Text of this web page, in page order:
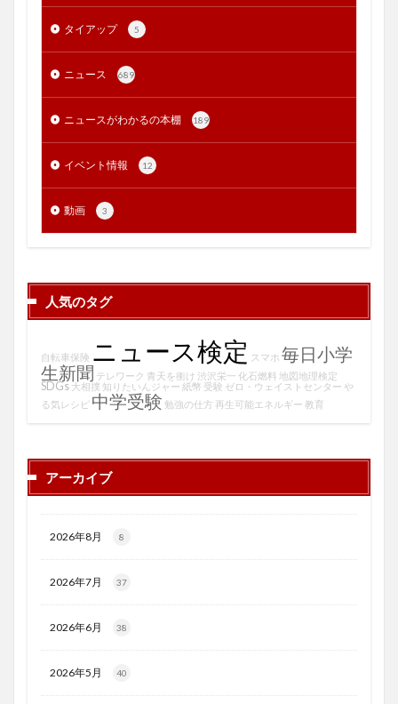
タイアップ 5
ニュース 689
ニュースがわかるの本棚 189
イベント情報 12
動画 3
人気のタグ
自転車保険 ニュース検定 スマホ 毎日小学
生新聞 テレワーク 青天を衝け 渋沢栄一 化石燃料 地図地理検定
SDGs 大相撲 知りたいんジャー 紙幣 受験 ゼロ・ウェイストセンター や
る気レシピ 中学受験 勉強の仕方 再生可能エネルギー 教育
アーカイブ
2026年8月 8
2026年7月 37
2026年6月 38
2026年5月 40